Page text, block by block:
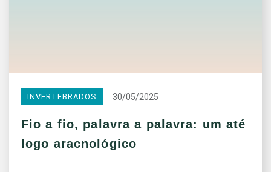
INVERTEBRADOS 30/05/2025
Fio a fio, palavra a palavra: um até
logo aracnológico